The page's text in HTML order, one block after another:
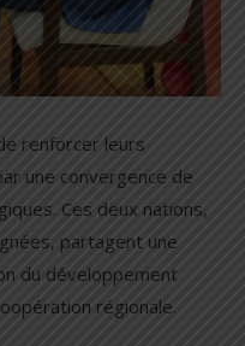
renforcer leurs
une convergence de
Ces deux nations,
partagent une
du développement
régionale.